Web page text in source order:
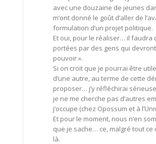
avec une douzaine de jeunes
m’ont donné le goût d’aller de
formulation d’un projet politique.
Et oui, pour le réaliser… il faudra
portées par des gens qui
pouvoir ».
Si on croit que je pourrai être
d’une autre, au terme de cette
proposer… j’y réfléchirai
je ne me cherche pas d’autres
j’occupe (chez Opossum et à
Et pour le moment, nous n’en
que je sache… ce, malgré tout ce
là.